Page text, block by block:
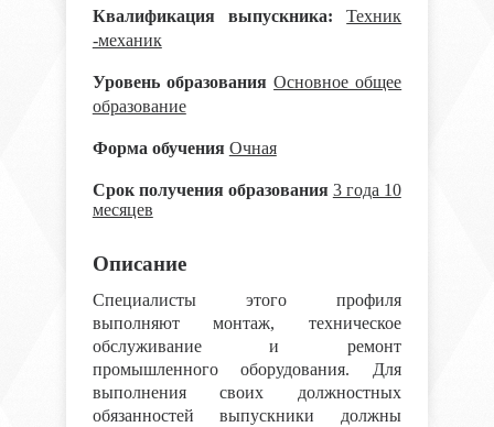
Квалификация выпускника:
Техник
-механик
Уровень образованияОсновное общее
образование
Форма обучения Очная
Срок получения образования 3 года 10
месяцев
Описание
Специалисты этого профиля
выполняют монтаж, техническое
обслуживание и ремонт
промышленного оборудования. Для
выполнения своих должностных
обязанностей выпускники должны